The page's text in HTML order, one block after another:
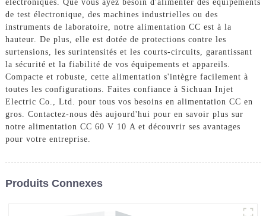
électroniques. Que vous ayez besoin d'alimenter des équipements
de test électronique, des machines industrielles ou des
instruments de laboratoire, notre alimentation CC est à la
hauteur. De plus, elle est dotée de protections contre les
surtensions, les surintensités et les courts-circuits, garantissant
la sécurité et la fiabilité de vos équipements et appareils.
Compacte et robuste, cette alimentation s'intègre facilement à
toutes les configurations. Faites confiance à Sichuan Injet
Electric Co., Ltd. pour tous vos besoins en alimentation CC en
gros. Contactez-nous dès aujourd'hui pour en savoir plus sur
notre alimentation CC 60 V 10 A et découvrir ses avantages
pour votre entreprise.
Produits Connexes